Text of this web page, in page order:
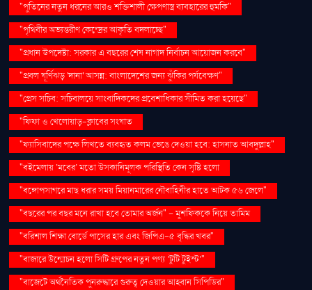
"পুতিনের নতুন ধরনের আরও শক্তিশালী ক্ষেপণাস্ত্র ব্যবহারের হুমকি"
"পৃথিবীর অভ্যন্তরীণ কেন্দ্রের আকৃতি বদলাচ্ছে"
"প্রধান উপদেষ্টা: সরকার এ বছরের শেষ নাগাদ নির্বাচন আয়োজন করবে"
"প্রবল ঘূর্ণিঝড় 'দানা' আসন্ন: বাংলাদেশের জন্য ঝুঁকির পর্যবেক্ষণ"
"প্রেস সচিব: সচিবালয়ে সাংবাদিকদের প্রবেশাধিকার সীমিত করা হয়েছে"
"ফিফা ও খেলোয়াড়-ক্লাবের সংঘাত
"ফ্যাসিবাদের পক্ষে লিখতে ব্যবহৃত কলম ভেঙে দেওয়া হবে: হাসনাত আবদুল্লাহ"
"বইমেলায় ‘মবের’ মতো উসকানিমূলক পরিস্থিতি কেন সৃষ্টি হলো
"বঙ্গোপসাগরে মাছ ধরার সময় মিয়ানমারের নৌবাহিনীর হাতে আটক ৫৬ জেলে"
"বছরের পর বছর মনে রাখা হবে তোমার অর্জন" – মুশফিককে নিয়ে তামিম
"বরিশাল শিক্ষা বোর্ডে পাসের হার এবং জিপিএ-৫ বৃদ্ধির খবর"
"বাজারে উন্মোচন হলো সিটি গ্রুপের নতুন পণ্য ‘টুটি টুইস্ট’"
"বাজেটে অর্থনৈতিক পুনরুদ্ধারে গুরুত্ব দেওয়ার আহ্বান সিপিডির"